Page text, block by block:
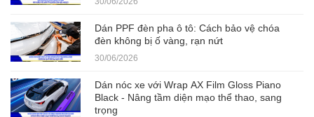
Dán PPF đèn pha ô tô: Cách bảo vệ chóa
đèn không bị ố vàng, rạn nứt
30/06/2026
Dán nóc xe với Wrap AX Film Gloss Piano
Black - Nâng tầm diện mạo thể thao, sang
trọng